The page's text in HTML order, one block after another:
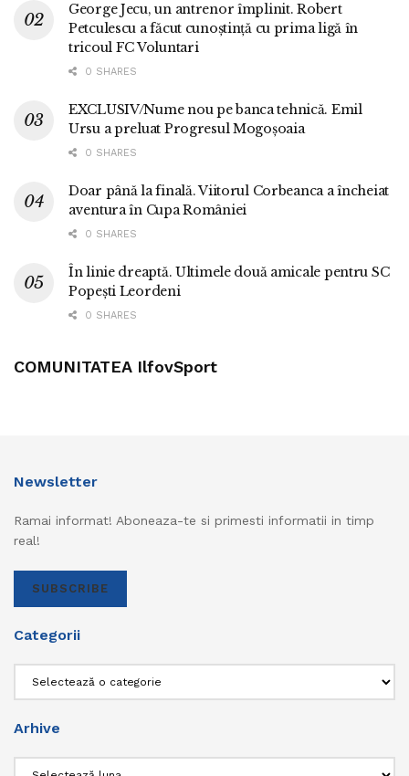
George Jecu, un antrenor împlinit. Robert
Petculescu a făcut cunoștință cu prima ligă în
tricoul FC Voluntari
0 SHARES
EXCLUSIV/Nume nou pe banca tehnică. Emil
Ursu a preluat Progresul Mogoșoaia
0 SHARES
Doar până la finală. Viitorul Corbeanca a încheiat
aventura în Cupa României
0 SHARES
În linie dreaptă. Ultimele două amicale pentru SC
Popești Leordeni
0 SHARES
COMUNITATEA IlfovSport
Newsletter
Ramai informat! Aboneaza-te si primesti informatii in timp
real!
SUBSCRIBE
Categorii
Arhive